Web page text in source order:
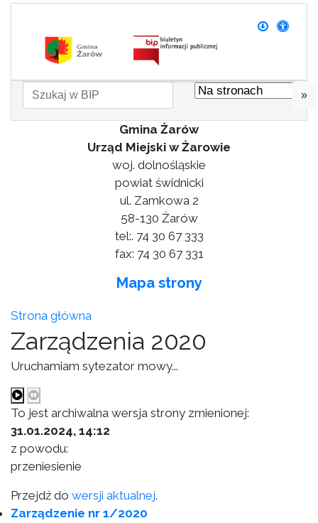
»
Gmina Żarów
Urząd Miejski w Żarowie
woj. dolnośląskie
powiat świdnicki
ul. Zamkowa 2
58-130 Żarów
tel:. 74 30 67 333
fax: 74 30 67 331
Mapa strony
Strona główna
Zarządzenia 2020
Uruchamiam sytezator mowy...
To jest archiwalna wersja strony zmienionej:
31.01.2024, 14:12
z powodu:
przeniesienie
Przejdź do wersji aktualnej.
Zarządzenie nr 1/2020